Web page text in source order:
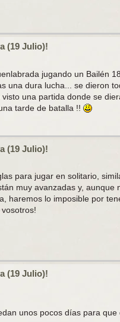
(19 Julio)!
jugando un Bailén
una dura lucha... se dieron
una partida donde se
tarde de batalla !!
(19 Julio)!
para jugar en solitario,
muy avanzadas y, aunque
haremos lo imposible por
(19 Julio)!
unos pocos días para que